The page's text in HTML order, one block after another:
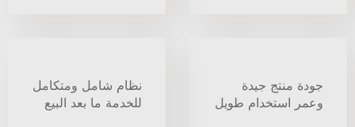
جودة منتج جيدة
وعمر استخدام طويل
نظام شامل ومتكامل
للخدمة ما بعد البيع